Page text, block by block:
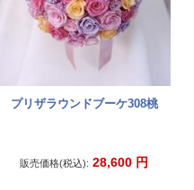
プリザラウンドブーケ308桃
販売価格(税込): 28,600 円